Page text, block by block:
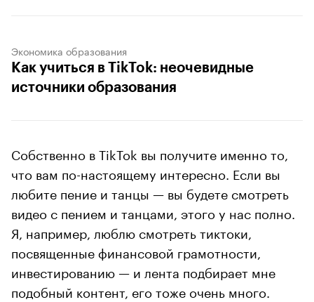
Экономика образования
Как учиться в TikTok: неочевидные
источники образования
Собственно в TikTok вы получите именно то,
что вам по-настоящему интересно. Если вы
любите пение и танцы — вы будете смотреть
видео с пением и танцами, этого у нас полно.
Я, например, люблю смотреть тиктоки,
посвященные финансовой грамотности,
инвестированию — и лента подбирает мне
подобный контент, его тоже очень много.